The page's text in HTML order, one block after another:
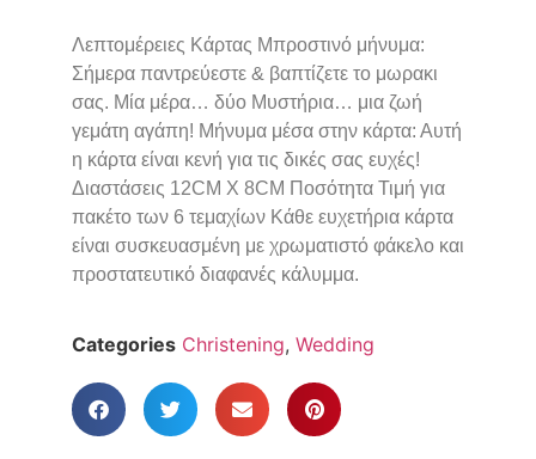
Λεπτομέρειες Κάρτας Μπροστινό μήνυμα:
Σήμερα παντρεύεστε & βαπτίζετε το μωρακι
σας. Μία μέρα… δύο Μυστήρια… μια ζωή
γεμάτη αγάπη! Μήνυμα μέσα στην κάρτα: Αυτή
η κάρτα είναι κενή για τις δικές σας ευχές!
Διαστάσεις 12CM X 8CM Ποσότητα Τιμή για
πακέτο των 6 τεμαχίων Κάθε ευχετήρια κάρτα
είναι συσκευασμένη με χρωματιστό φάκελο και
προστατευτικό διαφανές κάλυμμα.
Categories Christening, Wedding